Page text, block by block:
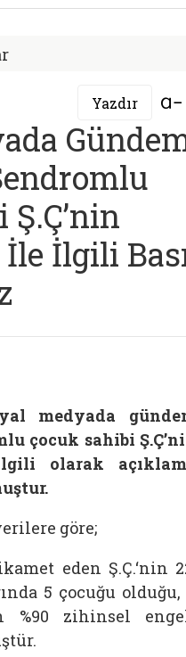
Yazdır
İlgili
medyada
çocuk sahibi
olarak
göre;
eden Ş.Ç.‘nin
5 çocuğu olduğu,
%90 zihinsel